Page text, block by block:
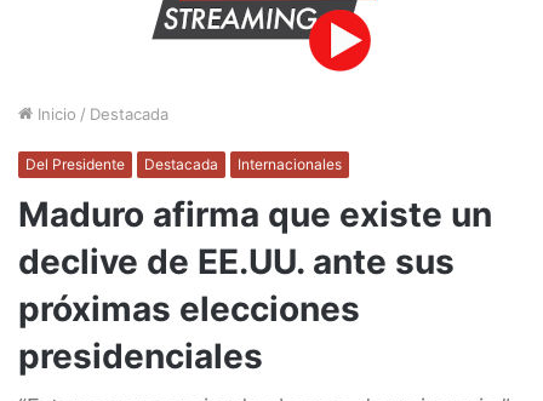
Inicio / Destacada
Del Presidente Destacada Internacionales
Maduro afirma que existe un
declive de EE.UU. ante sus
próximas elecciones
presidenciales